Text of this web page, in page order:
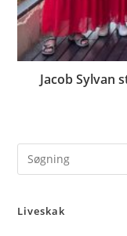
Jacob Sylvan
Liveskak